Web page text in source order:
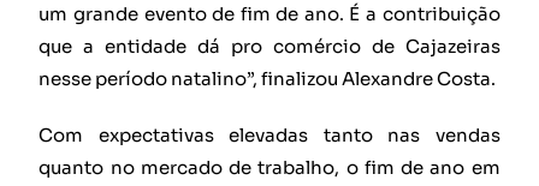
um grande evento de fim de ano. É a contribuição
que a entidade dá pro comércio de Cajazeiras
nesse período natalino”, finalizou Alexandre Costa.
Com expectativas elevadas tanto nas vendas
quanto no mercado de trabalho, o fim de ano em